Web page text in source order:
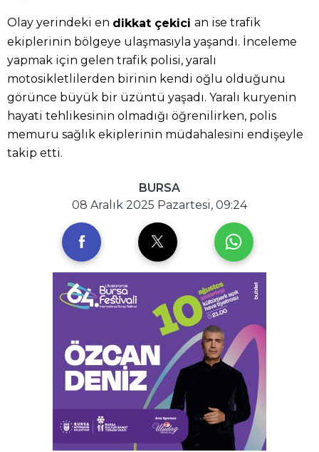
Olay yerindeki en dikkat çekici an ise trafik
ekiplerinin bölgeye ulaşmasıyla yaşandı. İnceleme
yapmak için gelen trafik polisi, yaralı
motosikletlilerden birinin kendi oğlu olduğunu
görünce büyük bir üzüntü yaşadı. Yaralı kuryenin
hayati tehlikesinin olmadığı öğrenilirken, polis
memuru sağlık ekiplerinin müdahalesini endişeyle
takip etti.
BURSA
08 Aralık 2025 Pazartesi, 09:24